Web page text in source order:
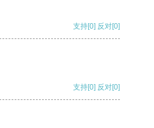
支持[0] 反对[0]
支持[0] 反对[0]